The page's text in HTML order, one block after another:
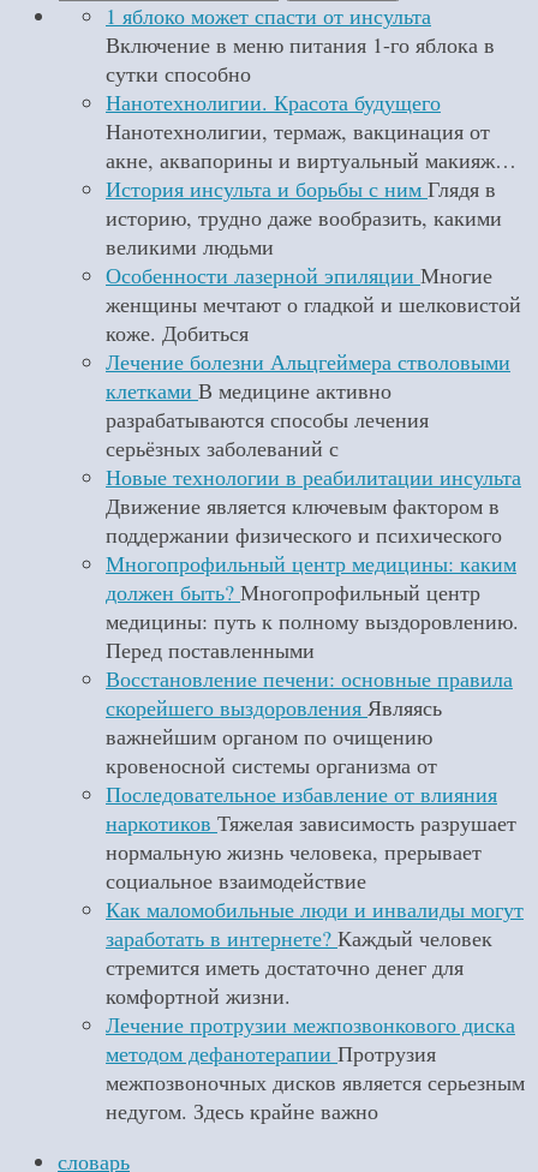
1 яблоко может спасти от инсульта
Включение в меню питания 1-го яблока в
сутки способно
Нанотехнолигии. Красота будущего
Нанотехнолигии, термаж, вакцинация от
акне, аквапорины и виртуальный макияж…
История инсульта и борьбы с ним Глядя в
историю, трудно даже вообразить, какими
великими людьми
Особенности лазерной эпиляции Многие
женщины мечтают о гладкой и шелковистой
коже. Добиться
Лечение болезни Альцгеймера стволовыми
клетками В медицине активно
разрабатываются способы лечения
серьёзных заболеваний с
Новые технологии в реабилитации инсульта
Движение является ключевым фактором в
поддержании физического и психического
Многопрофильный центр медицины: каким
должен быть? Многопрофильный центр
медицины: путь к полному выздоровлению.
Перед поставленными
Восстановление печени: основные правила
скорейшего выздоровления Являясь
важнейшим органом по очищению
кровеносной системы организма от
Последовательное избавление от влияния
наркотиков Тяжелая зависимость разрушает
нормальную жизнь человека, прерывает
социальное взаимодействие
Как маломобильные люди и инвалиды могут
заработать в интернете? Каждый человек
стремится иметь достаточно денег для
комфортной жизни.
Лечение протрузии межпозвонкового диска
методом дефанотерапии Протрузия
межпозвоночных дисков является серьезным
недугом. Здесь крайне важно
словарь